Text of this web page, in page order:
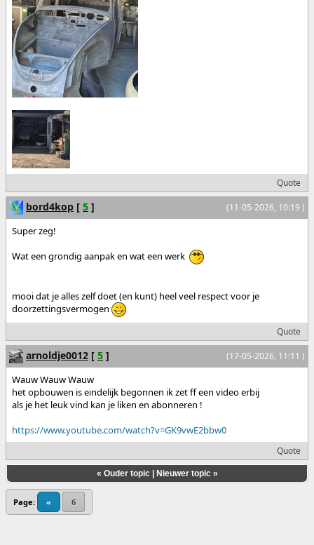
Quote
(11-05-2026, 10:19 )
bord4kop [ 5 ]
Super zeg!
Wat een grondig aanpak en wat een werk
mooi dat je alles zelf doet (en kunt) heel veel respect voor je
doorzettingsvermogen
Quote
(17-05-2026, 11:11 )
arnoldje0012 [ 5 ]
Wauw Wauw Wauw
het opbouwen is eindelijk begonnen ik zet ff een video erbij
als je het leuk vind kan je liken en abonneren !
https://www.youtube.com/watch?v=GK9vwE2bbw0
Quote
« Ouder topic| Nieuwer topic»
Page: « 6